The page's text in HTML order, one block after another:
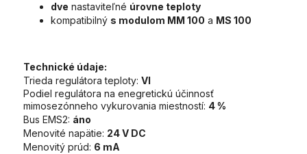
dve nastaviteľné úrovne teploty
kompatibilný s modulom MM 100 a MS 100
Technické údaje:
Trieda regulátora teploty: VI
Podiel regulátora na enegretickú účinnosť
mimosezónneho vykurovania miestností: 4 %
Bus EMS2: áno
Menovité napätie: 24 V DC
Menovitý prúd: 6 mA